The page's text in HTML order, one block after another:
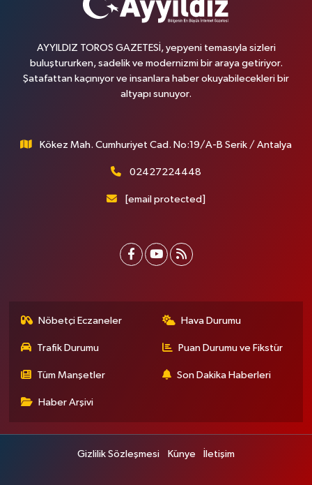
AYYILDIZ TOROS GAZETESİ, yepyeni temasıyla sizleri
buluştururken, sadelik ve modernizmi bir araya getiriyor.
Şatafattan kaçınıyor ve insanlara haber okuyabilecekleri bir
altyapı sunuyor.
Kökez Mah. Cumhuriyet Cad. No:19/A-B Serik / Antalya
02427224448
[email protected]
Nöbetçi Eczaneler Hava Durumu
Trafik Durumu Puan Durumu ve Fikstür
Tüm Manşetler Son Dakika Haberleri
Haber Arşivi
Gizlilik Sözleşmesi Künye İletişim